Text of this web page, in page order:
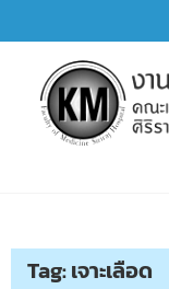
to
content
Tag:เจาะเลือด